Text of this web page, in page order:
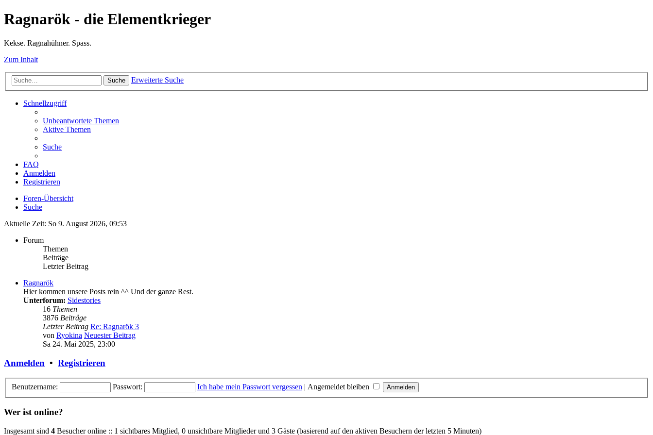
Ragnarök - die Elementkrieger
Kekse. Ragnahühner. Spass.
Zum Inhalt
Suche Erweiterte Suche
Schnellzugriff
Unbeantwortete Themen
Aktive Themen
Suche
FAQ
Anmelden
Registrieren
Foren-Übersicht
Suche
Aktuelle Zeit: So 9. August 2026, 09:53
Forum
Themen
Beiträge
Letzter Beitrag
Ragnarök
Hier kommen unsere Posts rein ^^ Und der ganze Rest.
Unterforum: Sidestories
16 Themen
3876 Beiträge
Letzter Beitrag Re: Ragnarök 3
von Ryokina Neuester Beitrag
Sa 24. Mai 2025, 23:00
Anmelden • Registrieren
Benutzername: Passwort: Ich habe mein Passwort vergessen | Angemeldet bleiben
Wer ist online?
Insgesamt sind 4 Besucher online :: 1 sichtbares Mitglied, 0 unsichtbare Mitglieder und 3 Gäste (basierend auf den aktiven Besuchern der letzten 5 Minuten)